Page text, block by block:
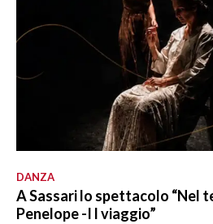
DANZA
A Sassari lo spettacolo “Nel
Penelope -I l viaggio”